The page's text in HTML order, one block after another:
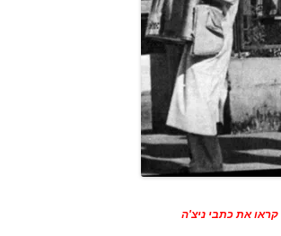
קראו את כתבי ניצ'ה